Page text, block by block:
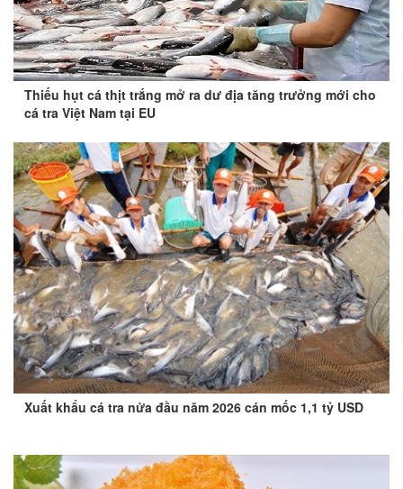
Thiếu hụt cá thịt trắng mở ra dư địa tăng trưởng mới cho
cá tra Việt Nam tại EU
Xuất khẩu cá tra nửa đầu năm 2026 cán mốc 1,1 tỷ USD